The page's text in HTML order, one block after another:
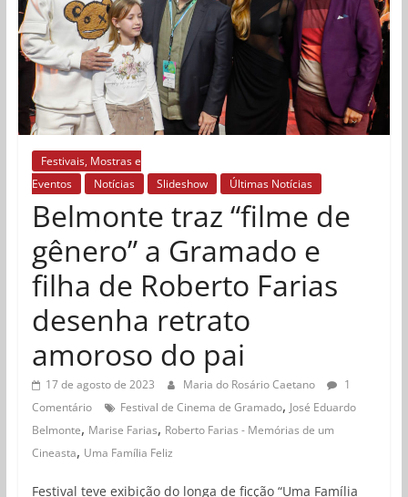
Festivais, Mostras e
Eventos
Notícias Slideshow Últimas Notícias
Belmonte traz “filme de
gênero” a Gramado e
filha de Roberto Farias
desenha retrato
amoroso do pai
17 de agosto de 2023 Maria do Rosário Caetano
1
Comentário
Festival de Cinema de Gramado, José Eduardo
Belmonte, Marise Farias, Roberto Farias - Memórias de um
Cineasta, Uma Família Feliz
Festival teve exibição do longa de ficção “Uma Família